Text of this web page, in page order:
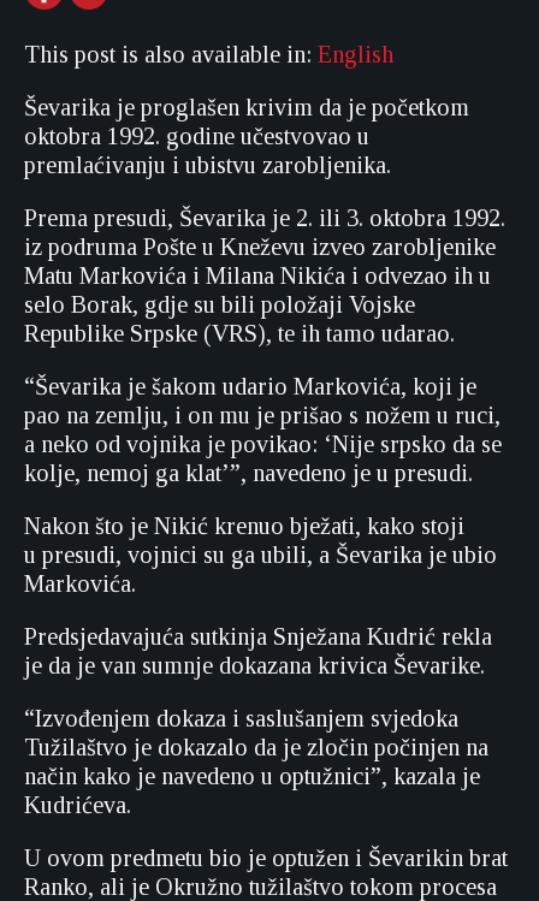
This post is also available in: English
Ševarika je proglašen krivim da je početkom
oktobra 1992. godine učestvovao u
premlaćivanju i ubistvu zarobljenika.
Prema presudi, Ševarika je 2. ili 3. oktobra 1992.
iz podruma Pošte u Kneževu izveo zarobljenike
Matu Markovića i Milana Nikića i odvezao ih u
selo Borak, gdje su bili položaji Vojske
Republike Srpske (VRS), te ih tamo udarao.
“Ševarika je šakom udario Markovića, koji je
pao na zemlju, i on mu je prišao s nožem u ruci,
a neko od vojnika je povikao: ‘Nije srpsko da se
kolje, nemoj ga klat’”, navedeno je u presudi.
Nakon što je Nikić krenuo bježati, kako stoji
u presudi, vojnici su ga ubili, a Ševarika je ubio
Markovića.
Predsjedavajuća sutkinja Snježana Kudrić rekla
je da je van sumnje dokazana krivica Ševarike.
“Izvođenjem dokaza i saslušanjem svjedoka
Tužilaštvo je dokazalo da je zločin počinjen na
način kako je navedeno u optužnici”, kazala je
Kudrićeva.
U ovom predmetu bio je optužen i Ševarikin brat
Ranko, ali je Okružno tužilaštvo tokom procesa